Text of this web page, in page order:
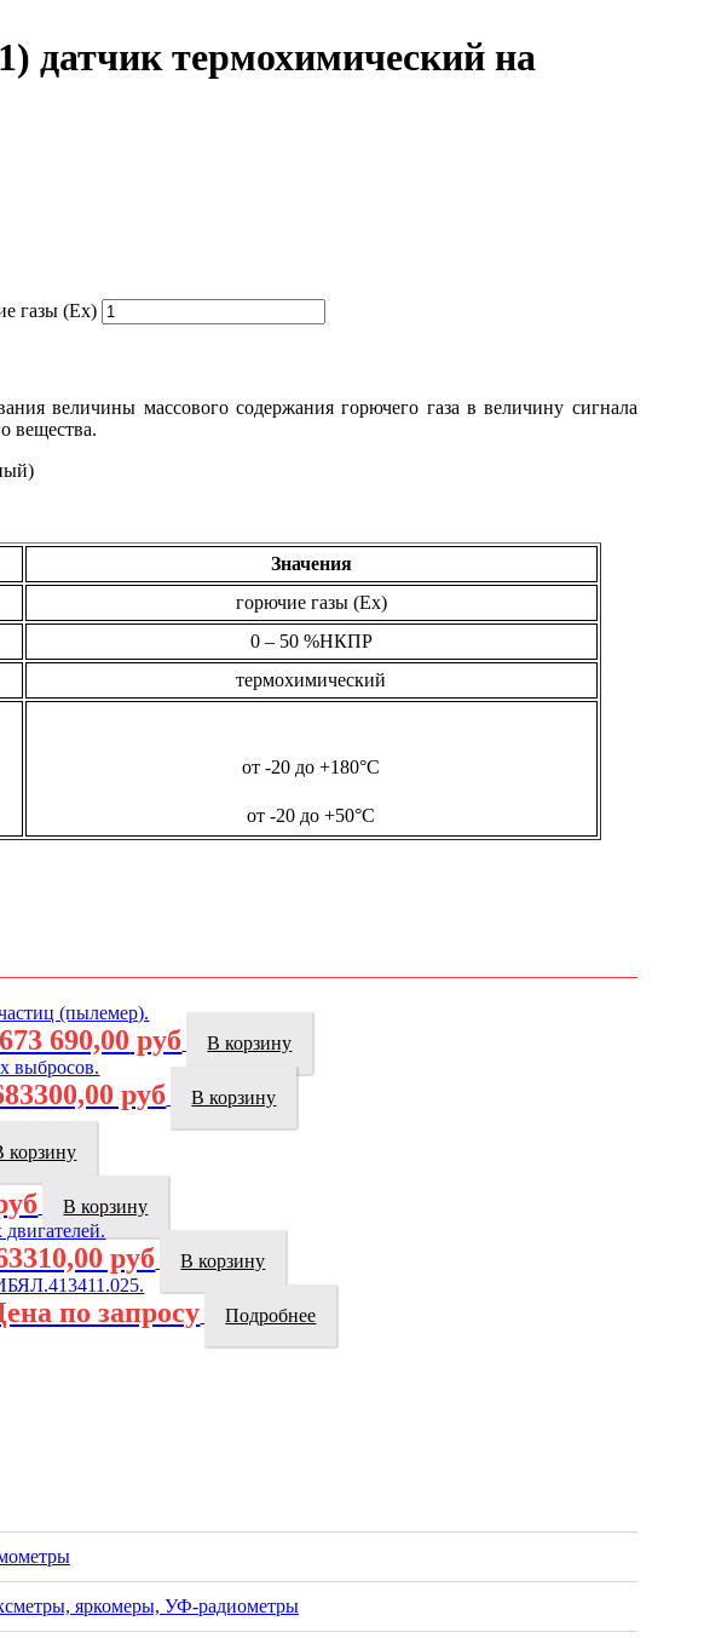
датчик термохимический на
газы (Ex)
величины массового содержания горючего газа в величину сигнала
вещества.
Значения
горючие газы (Ex)
0 – 50 %НКПР
термохимический
от -20 до +180°C
от -20 до +50°C
673 690,00 руб В корзину
руб В корзину
корзину
В корзину
руб В корзину
по запросу Подробнее
яркомеры, УФ-радиометры